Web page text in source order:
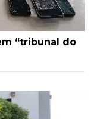
“tribunal do